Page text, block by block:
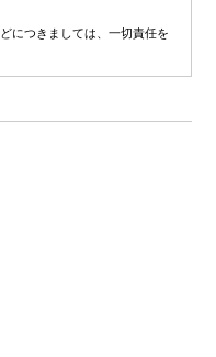
につきましては、一切責任を